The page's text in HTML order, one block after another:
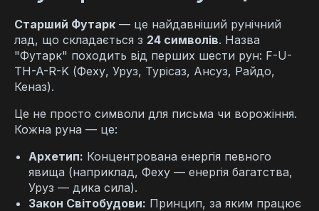
Старший Футарк — це найдавніший рунічний
лад, що складається з 24 символів. Назва
"Футарк" походить від перших шести рун: F-U-
TH-A-R-K (Феху, Уруз, Турісаз, Ансуз, Райдо,
Кеназ).
Це не просто символи для письма чи ворожіння.
Кожна руна — це:
Архетип: Концентрована енергія певного
явища (наприклад, Феху — енергія багатства,
Уруз — дика сила).
Закон Світобудови: Принцип, за яким працює